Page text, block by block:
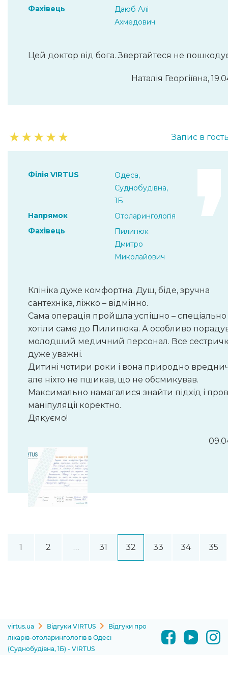
Фахівець
Даюб Алі
Ахмедович
Цей доктор від бога. Звертайтеся не
Наталія Георгіївна,
★★★★★ Запис в
Філія VIRTUS
Одеса,
Суднобудівна,
1Б
Напрямок
Отоларингологія
Фахівець
Пилипюк
Дмитро
Миколайович
Клініка дуже комфортна. Душ, біде, зручна
сантехніка, ліжко – відмінно.
Сама операція пройшла успішно – спеціально
хотіли саме до Пилипюка. А особливо
молодший медичний персонал. Все
дуже уважні.
Дитині чотири роки і вона природно
але ніхто не пшикав, що не обсмикував.
Максимально намагалися знайти підхід і
маніпуляції коректно.
Дякуємо!
1 2 … 31 32 33 34 35
virtus.ua Відгуки VIRTUS
Відгуки про
лікарів-отоларингологів в Одесі
(Суднобудівна, 1Б) - VIRTUS